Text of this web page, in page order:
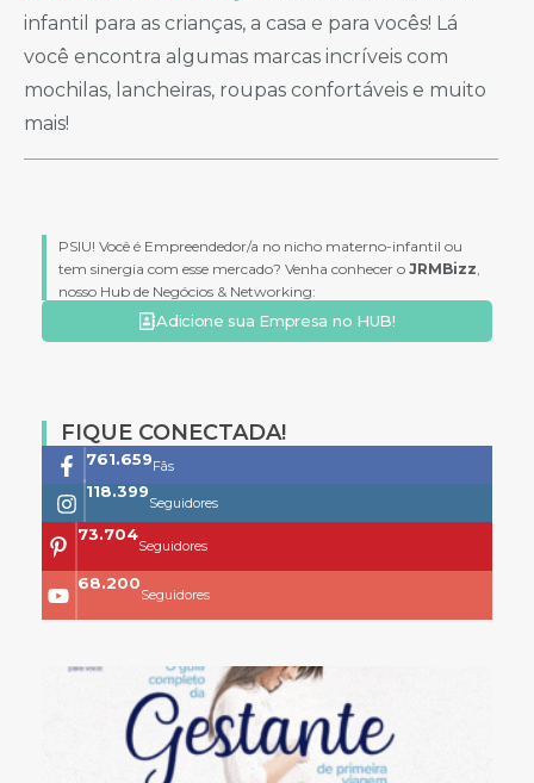
infantil para as crianças, a casa e para vocês! Lá
você encontra algumas marcas incríveis com
mochilas, lancheiras, roupas confortáveis e muito
mais!
PSIU! Você é Empreendedor/a no nicho materno-infantil ou
tem sinergia com esse mercado? Venha conhecer o JRMBizz,
nosso Hub de Negócios & Networking:
Adicione sua Empresa no HUB!
FIQUE CONECTADA!
761.659Fãs
118.399
Seguidores
73.704
Seguidores
68.200
Seguidores